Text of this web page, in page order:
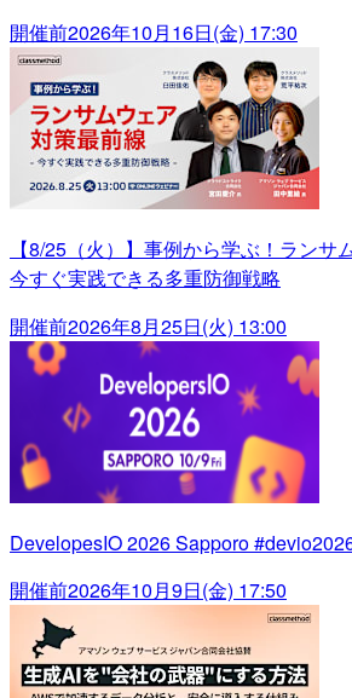
開催前2026年10月16日(金) 17:30
【8/25（火）】事例から学ぶ！ランサ
今すぐ実践できる多重防御戦略
開催前2026年8月25日(火) 13:00
DevelopesIO 2026 Sapporo
開催前2026年10月9日(金) 17:50